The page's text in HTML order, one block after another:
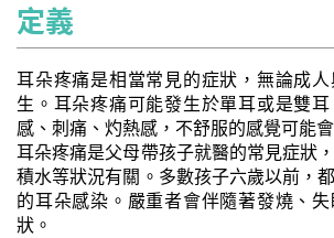
定義
耳朵疼痛是相當常見的症狀，無論成
生。耳朵疼痛可能發生於單耳或是雙
感、刺痛、灼熱感，不舒服的感覺可能
耳朵疼痛是父母帶孩子就醫的常見症狀
積水等狀況有關。多數孩子六歲以前，
的耳朵感染。嚴重者會伴隨著發燒、
狀。